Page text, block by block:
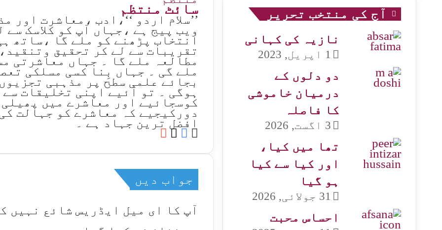
سائٹ منتظم
’’سلام اردو ‘‘،ادب ،معاشرت
ویب پیج ہے ،جہاں آپ کو کلاسک
انتخاب پڑھنے کو ملے گا ،ساتھ
تقریبات سے لے کر تحقیق
مطالعہ ملے گا ۔ جہاں معاشرتی
ملے گی ۔ جہاں بِنا کسی مسلکی
بجائے علمی سطح پر مذہبی
ہوگی ۔ تو آئیے اپنی تخلیقات سے
کوسجائیے اور معاشرے میں
دورکیجیے کہ معاشرے کو جہالت
افضل ترین جہاد ہے ۔
Website
Facebook
X
YouTube
جواب دیں
آپ کا ای میل ایڈریس شائع نہیں
آج کی منتخب تحریر
نازیہ کی کہانی
1 اپریل, 2023
دو دلوں کے
درمیان خاموشی
کا فاصلہ
3 اگست, 2026
تھا میں کیا،
اور کیا سے کیا
ہو گیا
31 جولائی, 2026
احساس محبت